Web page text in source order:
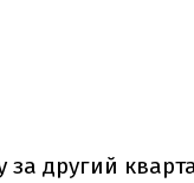
за другий